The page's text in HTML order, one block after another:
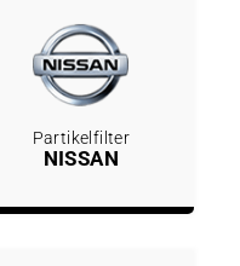
Partikelfilter
NISSAN